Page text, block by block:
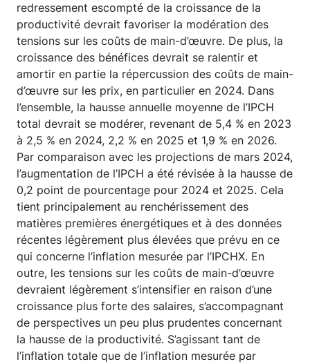
redressement escompté de la croissance de la
productivité devrait favoriser la modération des
tensions sur les coûts de main-d’œuvre. De plus, la
croissance des bénéfices devrait se ralentir et
amortir en partie la répercussion des coûts de main-
d’œuvre sur les prix, en particulier en 2024. Dans
l’ensemble, la hausse annuelle moyenne de l’IPCH
total devrait se modérer, revenant de 5,4 % en 2023
à 2,5 % en 2024, 2,2 % en 2025 et 1,9 % en 2026.
Par comparaison avec les projections de mars 2024,
l’augmentation de l’IPCH a été révisée à la hausse de
0,2 point de pourcentage pour 2024 et 2025. Cela
tient principalement au renchérissement des
matières premières énergétiques et à des données
récentes légèrement plus élevées que prévu en ce
qui concerne l’inflation mesurée par l’IPCHX. En
outre, les tensions sur les coûts de main-d’œuvre
devraient légèrement s’intensifier en raison d’une
croissance plus forte des salaires, s’accompagnant
de perspectives un peu plus prudentes concernant
la hausse de la productivité. S’agissant tant de
l’inflation totale que de l’inflation mesurée par